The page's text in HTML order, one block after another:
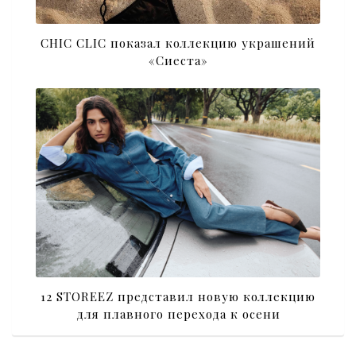
CHIC CLIC показал коллекцию украшений
«Сиеста»
12 STOREEZ представил новую коллекцию
для плавного перехода к осени